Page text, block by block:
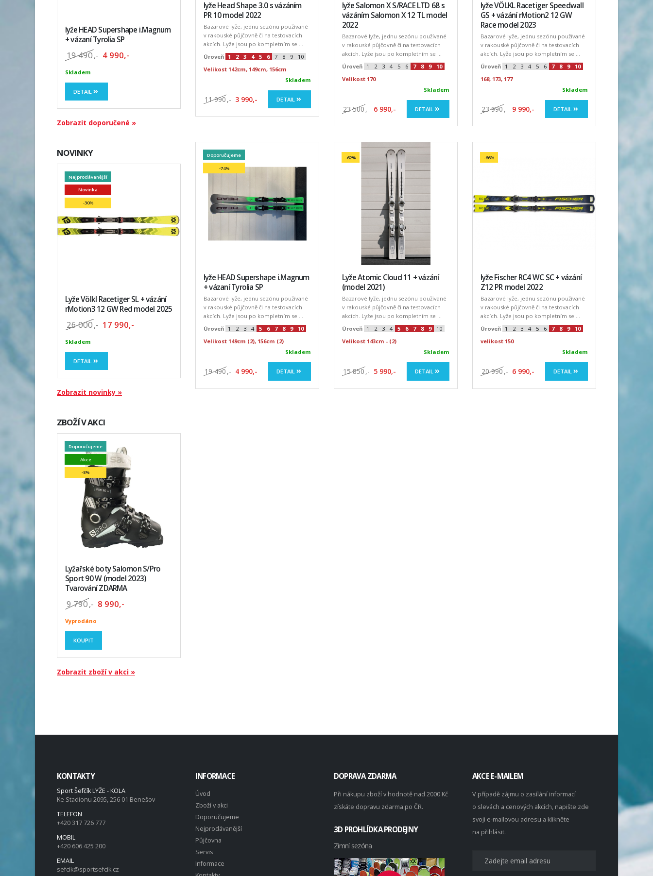
lyže HEAD Supershape i.Magnum
+ vázaní Tyrolia SP
19 490,- 4 990,-
Skladem
DETAIL
Zobrazit doporučené »
NOVINKY
Nejprodávanější
Novinka
-30%
Lyže Völkl Racetiger SL + vázání
rMotion3 12 GW Red model 2025
26 000,- 17 990,-
Skladem
DETAIL
Zobrazit novinky »
ZBOŽÍ V AKCI
Doporučujeme
Akce
-8%
Lyžařské boty Salomon S/Pro
Sport 90 W (model 2023)
Tvarování ZDARMA
9 790,- 8 990,-
Vyprodáno
KOUPIT
Zobrazit zboží v akci »
lyže Head Shape 3.0 s vázáním
PR 10 model 2022
Bazarové lyže, jednu sezónu používané
v rakouské půjčovně či na testovacích
akcích. Lyže jsou po kompletním se ...
Úroveň 1 2 3 4 5 6 7 8 9
10
Velikost 142cm, 149cm, 156cm
Skladem
11 990 ,- 3 990,- DETAIL
lyže Salomon X S/RACE LTD 68 s
vázáním Salomon X 12 TL model
2022
Bazarové lyže, jednu sezónu používané
v rakouské půjčovně či na testovacích
akcích. Lyže jsou po kompletním se ...
Úroveň
1 2 3 4 5 6 7 8 9
10
Velikost 170
Skladem
23 500 ,- 6 990,- DETAIL
lyže VÖLKL Racetiger Speedwall
GS + vázání rMotion2 12 GW
Race model 2023
Bazarové lyže, jednu sezónu používané
v rakouské půjčovně či na testovacích
akcích. Lyže jsou po kompletním se ...
Úroveň
1 2 3 4 5 6 7 8 9
10
168, 173, 177
Skladem
23 990 ,- 9 990,- DETAIL
Doporučujeme
-74%
lyže HEAD Supershape i.Magnum
+ vázaní Tyrolia SP
Bazarové lyže, jednu sezónu používané
v rakouské půjčovně či na testovacích
akcích. Lyže jsou po kompletním se ...
Úroveň 1 2 3 4 5 6 7 8 9
10
Velikost 149cm (2), 156cm (2)
Skladem
19 490 ,- 4 990,- DETAIL
-62%
Lyže Atomic Cloud 11 + vázání
(model 2021)
Bazarové lyže, jednu sezónu používané
v rakouské půjčovně či na testovacích
akcích. Lyže jsou po kompletním se ...
Úroveň
1 2 3 4 5 6 7 8 9
10
Velikost 143cm - (2)
Skladem
15 850 ,- 5 990,- DETAIL
-66%
lyže Fischer RC4 WC SC + vázání
Z12 PR model 2022
Bazarové lyže, jednu sezónu používané
v rakouské půjčovně či na testovacích
akcích. Lyže jsou po kompletním se ...
Úroveň
1 2 3 4 5 6 7 8 9
10
velikost 150
Skladem
20 990 ,- 6 990,- DETAIL
KONTAKTY
Sport Šefčík LYŽE - KOLA
Ke Stadionu 2095, 256 01 Benešov
TELEFON
+420 317 726 777
MOBIL
+420 606 425 200
EMAIL
sefcik@sportsefcik.cz
INFORMACE
Úvod
Zboží v akci
Doporučujeme
Nejprodávanější
Půjčovna
Servis
Informace
DOPRAVA ZDARMA
Při nákupu zboží v hodnotě nad 2000 Kč
získáte dopravu zdarma po ČR.
3D PROHLÍDKA PRODEJNY
Zimní sezóna
AKCE E-MAILEM
V případě zájmu o zasílání informací
o slevách a cenových akcích, napište zde
svoji e-mailovou adresu a klikněte
na přihlásit.